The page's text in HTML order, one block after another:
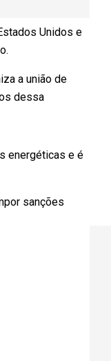
Unidos e
a união de
dessa
energéticas e é
sanções